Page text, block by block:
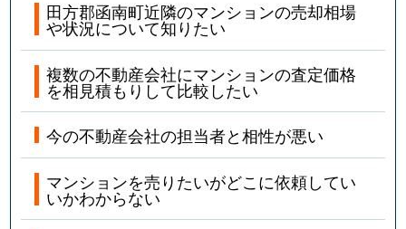
田方郡函南町近隣のマンションの売却相場
や状況について知りたい
複数の不動産会社にマンションの査定価格
を相見積もりして比較したい
今の不動産会社の担当者と相性が悪い
マンションを売りたいがどこに依頼してい
いかわからない